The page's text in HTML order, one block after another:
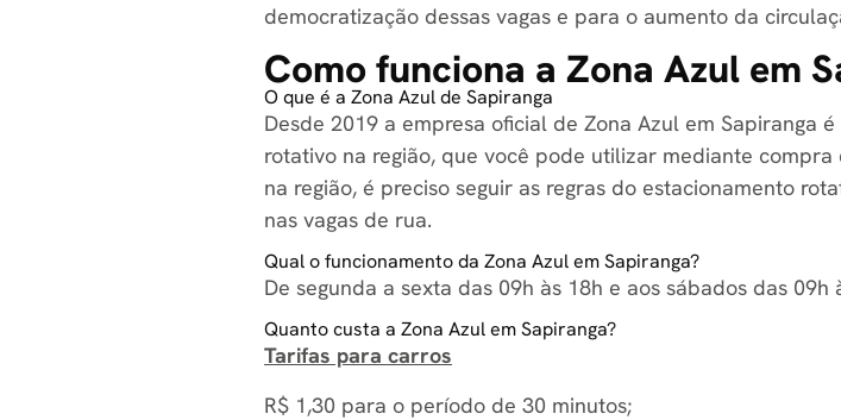
democratização dessas vagas e para o aumento da
Como funciona a Zona Azul em
O que é a Zona Azul de Sapiranga
Desde 2019 a empresa oficial de Zona Azul em Sapiranga
rotativo na região, que você pode utilizar mediante
na região, é preciso seguir as regras do estacionamento
nas vagas de rua.
Qual o funcionamento da Zona Azul em Sapiranga?
De segunda a sexta das 09h às 18h e aos sábados das 09h
Quanto custa a Zona Azul em Sapiranga?
Tarifas para carros
R$ 1,30 para o período de 30 minutos;